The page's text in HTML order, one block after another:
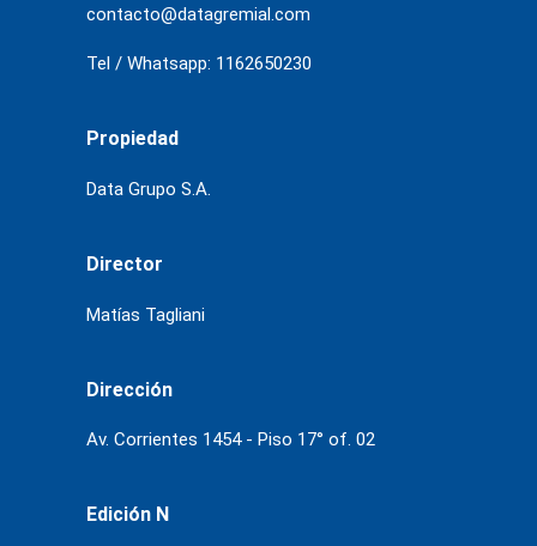
contacto@datagremial.com
Tel / Whatsapp: 1162650230
Propiedad
Data Grupo S.A.
Director
Matías Tagliani
Dirección
Av. Corrientes 1454 - Piso 17° of. 02
Edición N